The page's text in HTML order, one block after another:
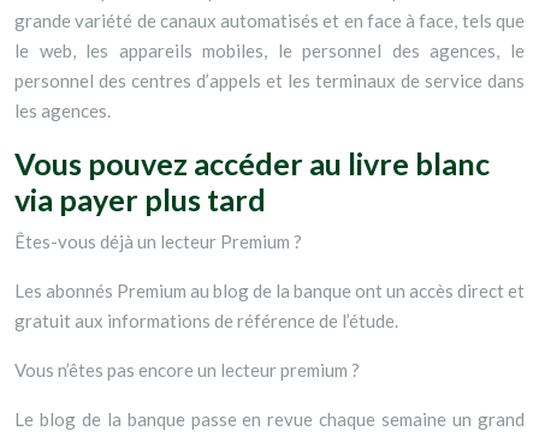
grande variété de canaux automatisés et en face à face, tels que
le web, les appareils mobiles, le personnel des agences, le
personnel des centres d’appels et les terminaux de service dans
les agences.
Vous pouvez accéder au livre blanc
via payer plus tard
Êtes-vous déjà un lecteur Premium ?
Les abonnés Premium au blog de la banque ont un accès direct et
gratuit aux informations de référence de l’étude.
Vous n’êtes pas encore un lecteur premium ?
Le blog de la banque passe en revue chaque semaine un grand